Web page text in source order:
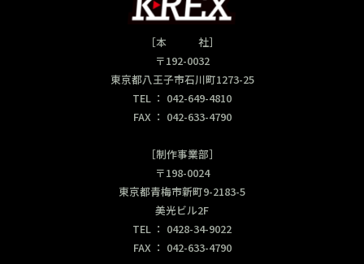
［本 社］
〒192-0032
東京都八王子市石川町1273-25
TEL ： 042-649-4810
FAX ： 042-633-4790
［制作事業部］
〒198-0024
東京都青梅市新町9-2183-5
美光ビル2F
TEL ： 0428-34-9022
FAX ： 042-633-4790